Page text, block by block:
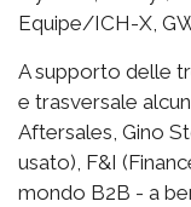
Equipe/ICH-X,
A supporto delle
e trasversale
Aftersales, Gino
usato), F&I
mondo B2B - a